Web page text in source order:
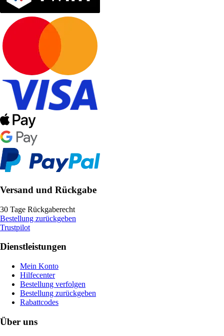
Versand und Rückgabe
30 Tage Rückgaberecht
Bestellung zurückgeben
Trustpilot
Dienstleistungen
Mein Konto
Hilfecenter
Bestellung verfolgen
Bestellung zurückgeben
Rabattcodes
Über uns